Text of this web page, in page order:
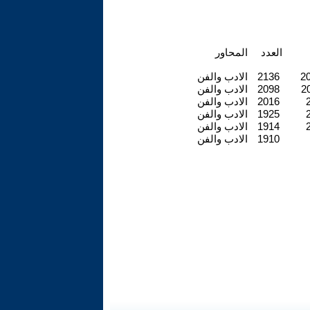
العدد
الادب والفن 2136
الادب والفن
2098
الادب والفن
2016
الادب والفن
1925
الادب والفن
1914
الادب والفن
1910